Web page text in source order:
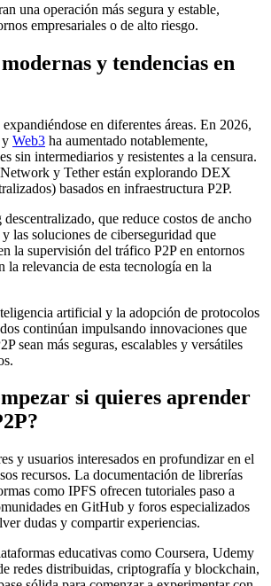
una operación más segura y estable,
empresariales o de alto riesgo.
y tendencias en
en diferentes áreas. En 2026,
y Web3 ha aumentado notablemente,
sin intermediarios y resistentes a la censura.
y Tether están explorando DEX
basados en infraestructura P2P.
que reduce costos de ancho
las soluciones de ciberseguridad que
la supervisión del tráfico P2P en entornos
la relevancia de esta tecnología en la
artificial y la adopción de protocolos
continúan impulsando innovaciones que
sean más seguras, escalables y versátiles
si quieres aprender
y usuarios interesados en profundizar en el
recursos. La documentación de librerías
como IPFS ofrecen tutoriales paso a
en GitHub y foros especializados
dudas y compartir experiencias.
educativas como Coursera, Udemy
redes distribuidas, criptografía y blockchain,